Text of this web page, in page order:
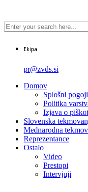
Ekipa
pr@zvds.si
Domov
Splošni pogoji
Politika
Izjava o
Slovenska
Mednarodna
Reprezentance
Ostalo
Video
Prestopi
Intervjuji